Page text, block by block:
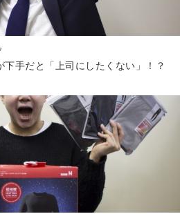
下手だと「上司にしたくない」！？